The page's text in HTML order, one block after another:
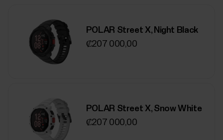
POLAR Street X, Night Black
₡207 000,00
POLAR Street X, Snow White
₡207 000,00